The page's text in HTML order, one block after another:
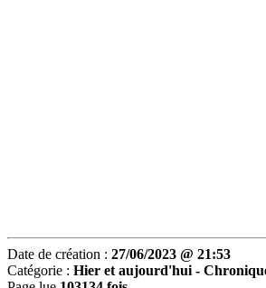
Date de création : 27/06/2023 @ 21:53
Catégorie : Hier et aujourd'hui -